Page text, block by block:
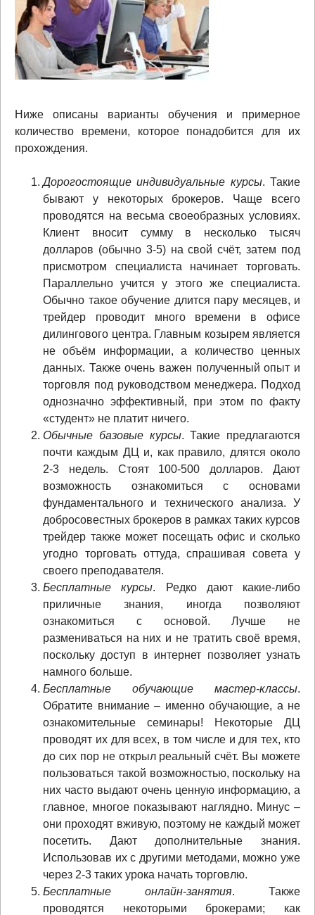
Ниже описаны варианты обучения и примерное
количество времени, которое понадобится для их
прохождения.
Дорогостоящие индивидуальные курсы. Такие
бывают у некоторых брокеров. Чаще всего
проводятся на весьма своеобразных условиях.
Клиент вносит сумму в несколько тысяч
долларов (обычно 3-5) на свой счёт, затем под
присмотром специалиста начинает торговать.
Параллельно учится у этого же специалиста.
Обычно такое обучение длится пару месяцев, и
трейдер проводит много времени в офисе
дилингового центра. Главным козырем является
не объём информации, а количество ценных
данных. Также очень важен полученный опыт и
торговля под руководством менеджера. Подход
однозначно эффективный, при этом по факту
«студент» не платит ничего.
Обычные базовые курсы. Такие предлагаются
почти каждым ДЦ и, как правило, длятся около
2-3 недель. Стоят 100-500 долларов. Дают
возможность ознакомиться с основами
фундаментального и технического анализа. У
добросовестных брокеров в рамках таких курсов
трейдер также может посещать офис и сколько
угодно торговать оттуда, спрашивая совета у
своего преподавателя.
Бесплатные курсы. Редко дают какие-либо
приличные знания, иногда позволяют
ознакомиться с основой. Лучше не
размениваться на них и не тратить своё время,
поскольку доступ в интернет позволяет узнать
намного больше.
Бесплатные обучающие мастер-классы.
Обратите внимание – именно обучающие, а не
ознакомительные семинары! Некоторые ДЦ
проводят их для всех, в том числе и для тех, кто
до сих пор не открыл реальный счёт. Вы можете
пользоваться такой возможностью, поскольку на
них часто выдают очень ценную информацию, а
главное, многое показывают наглядно. Минус –
они проходят вживую, поэтому не каждый может
посетить. Дают дополнительные знания.
Использовав их с другими методами, можно уже
через 2-3 таких урока начать торговлю.
Бесплатные онлайн-занятия. Также
проводятся некоторыми брокерами; как